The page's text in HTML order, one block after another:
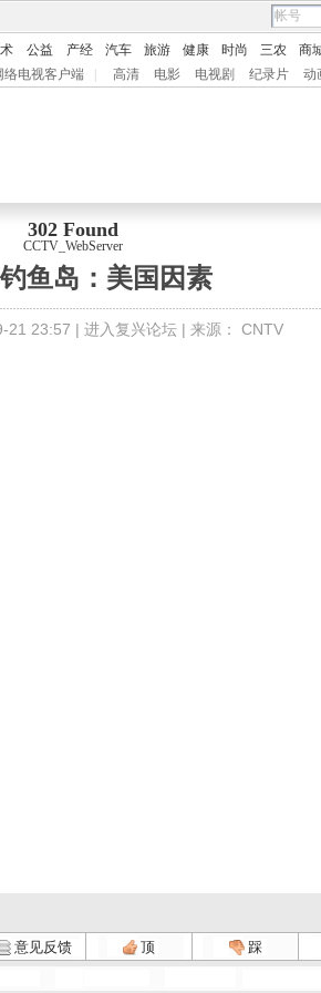
公益 产经 汽车 旅游 健康 时尚 三农
商
络电视客户端 高清 电影 电视剧 纪录片 动
302 Found
CCTV_WebServer
钓鱼岛：美国因素
21 23:57 | 进入复兴论坛 | 来源： CNTV
意见反馈 顶
踩